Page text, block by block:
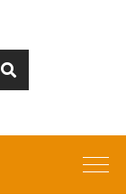
for: